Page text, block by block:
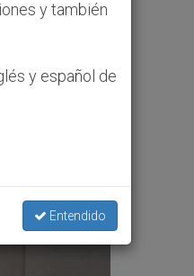
y también
y español de
Entendido